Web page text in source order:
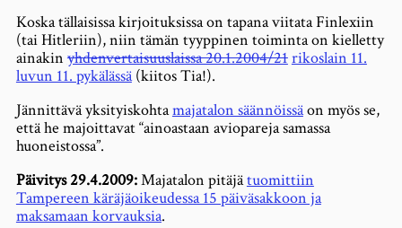
Koska tällaisissa kirjoituksissa on tapana viitata Finlexiin
(tai Hitleriin), niin tämän tyyppinen toiminta on kielletty
ainakin yhdenvertaisuuslaissa 20.1.2004/21rikoslain 11.
luvun 11. pykälässä(kiitos Tia!).
Jännittävä yksityiskohtamajatalon säännöissäon myös se,
että he majoittavat “ainoastaan aviopareja samassa
huoneistossa”.
Päivitys 29.4.2009:Majatalon pitäjätuomittiin
Tampereen käräjäoikeudessa 15 päiväsakkoon ja
maksamaan korvauksia.